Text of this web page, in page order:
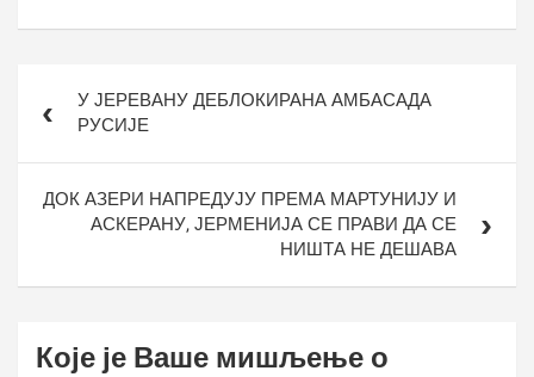
чланкаУ ЈЕРЕВАНУ ДЕБЛОКИРАНА АМБАСАДА
РУСИЈЕ
ДОК АЗЕРИ НАПРЕДУЈУ ПРЕМА МАРТУНИЈУ И
АСКЕРАНУ, ЈЕРМЕНИЈА СЕ ПРАВИ ДА СЕ
НИШТА НЕ ДЕШАВА
Које је Ваше мишљење о